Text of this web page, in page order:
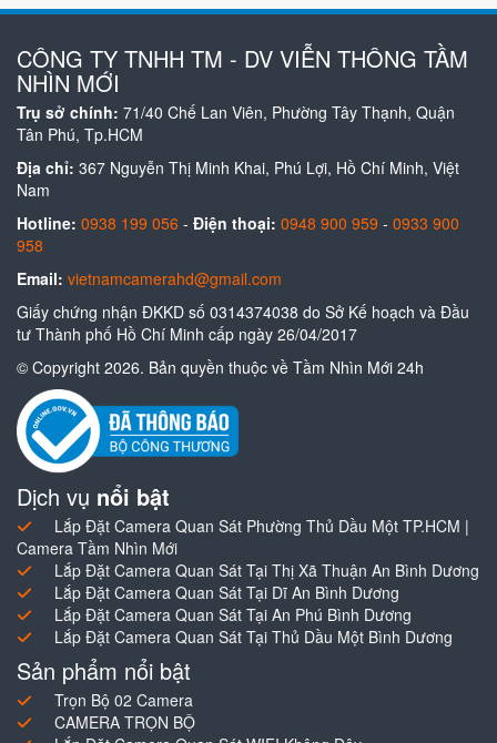
CÔNG TY TNHH TM - DV VIỄN THÔNG TẦM
NHÌN MỚI
Trụ sở chính: 71/40 Chế Lan Viên, Phường Tây Thạnh, Quận
Tân Phú, Tp.HCM
Địa chỉ: 367 Nguyễn Thị Minh Khai, Phú Lợi, Hồ Chí Minh, Việt
Nam
Hotline: 0938 199 056 - Điện thoại: 0948 900 959 - 0933 900
958
Email: vietnamcamerahd@gmail.com
Giấy chứng nhận ĐKKD số 0314374038 do Sở Kế hoạch và Đầu
tư Thành phố Hồ Chí Minh cấp ngày 26/04/2017
© Copyright 2026. Bản quyền thuộc về Tầm Nhìn Mới 24h
Dịch vụ nổi bật
Lắp Đặt Camera Quan Sát Phường Thủ Dầu Một TP.HCM |
Camera Tầm Nhìn Mới
Lắp Đặt Camera Quan Sát Tại Thị Xã Thuận An Bình Dương
Lắp Đặt Camera Quan Sát Tại Dĩ An Bình Dương
Lắp Đặt Camera Quan Sát Tại An Phú Bình Dương
Lắp Đặt Camera Quan Sát Tại Thủ Dầu Một Bình Dương
Sản phẩm nổi bật
Trọn Bộ 02 Camera
CAMERA TRỌN BỘ